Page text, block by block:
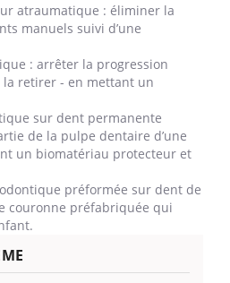
atraumatique : éliminer la
manuels suivi d’une
: arrêter la progression
la retirer - en mettant un
sur dent permanente
de la pulpe dentaire d’une
un biomatériau protecteur et
préformée sur dent de
couronne préfabriquée qui